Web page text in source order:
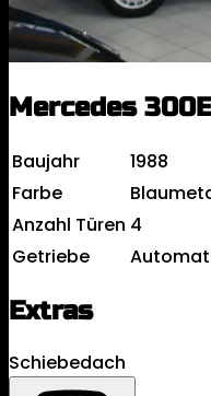
Mercedes
Baujahr
1988
Farbe
Anzahl Türen 4
Getriebe
Extras
Schiebedach